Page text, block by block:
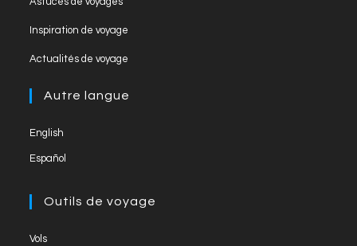
Inspiration de voyage
Actualités de voyage
Autre langue
English
Español
Outils de voyage
Vols